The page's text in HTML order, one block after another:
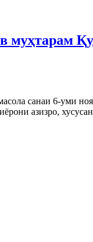
муҳтарам
санаи 6-уми
азизро,